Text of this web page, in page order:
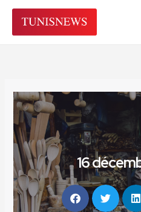
Aller
contenu
16